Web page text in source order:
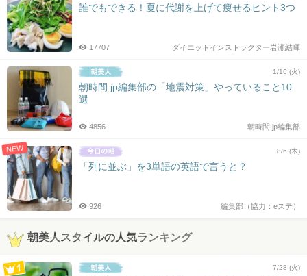
誰でもできる！夏に代謝を上げて痩せるヒント3つ
ダイエットインストラクター岩瀬結暉
17707
1/16 (火)
朝時間.jp編集部の「地震対策」やっていること10
選
朝時間.jp編集部
4856
NEW 8/6 (木)
「列に並ぶ」を3単語の英語で言うと？
編集部（協力：eステ）
926
朝美人スタイルの人気ランキング
7/28 (火)